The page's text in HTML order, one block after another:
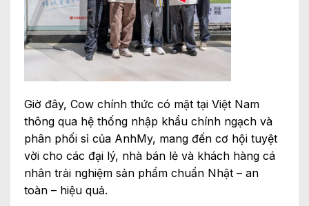
Giờ đây, Cow chính thức có mặt tại Việt Nam
thông qua hệ thống nhập khẩu chính ngạch và
phân phối sỉ của AnhMy, mang đến cơ hội tuyệt
vời cho các đại lý, nhà bán lẻ và khách hàng cá
nhân trải nghiệm sản phẩm chuẩn Nhật – an
toàn – hiệu quả.